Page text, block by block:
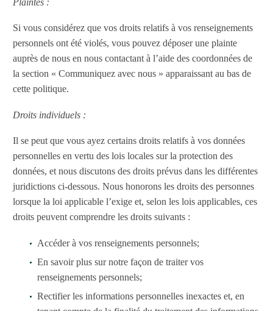
Si vous considérez que vos droits relatifs à vos renseignements
personnels ont été violés, vous pouvez déposer une plainte
auprès de nous en nous contactant à l’aide des coordonnées de
la section « Communiquez avec nous » apparaissant au bas de
cette politique.
Droits individuels :
Il se peut que vous ayez certains droits relatifs à vos données
personnelles en vertu des lois locales sur la protection des
données, et nous discutons des droits prévus dans les différentes
juridictions ci-dessous. Nous honorons les droits des personnes
lorsque la loi applicable l’exige et, selon les lois applicables, ces
droits peuvent comprendre les droits suivants :
Accéder à vos renseignements personnels;
En savoir plus sur notre façon de traiter vos
renseignements personnels;
Rectifier les informations personnelles inexactes et, en